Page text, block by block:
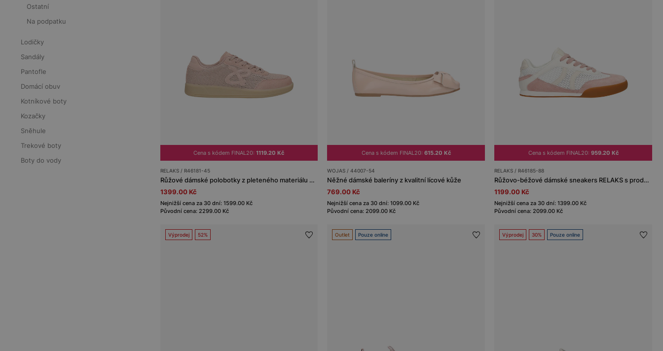
Ostatní
Na podpatku
Lodičky
Sandály
Pantofle
Domácí obuv
Kotníkové boty
Kozačky
Sněhule
Trekové boty
Boty do vody
Cena s kódem FINAL20:1119.20 Kč
RELAKS / R46181-45
Růžové dámské polobotky z pleteného materiálu RELAKS
1399.00 Kč
Nejnižší cena za 30 dní: 1599.00 Kč
Původní cena: 2299.00 Kč
Cena s kódem FINAL20: 615.20 Kč
WOJAS / 44007-54
Něžné dámské baleríny z kvalitní lícové kůže
769.00 Kč
Nejnižší cena za 30 dní: 1099.00 Kč
Původní cena: 2099.00 Kč
Cena s kódem FINAL20: 959.20 Kč
RELAKS / R46185-88
Růžovo-béžové dámské sneakers RELAKS s prodyšným mesh panelem
1199.00 Kč
Nejnižší cena za 30 dní: 1399.00 Kč
Původní cena: 2099.00 Kč
Výprodej 52% Outlet Pouze online Výprodej 30% Pouze online